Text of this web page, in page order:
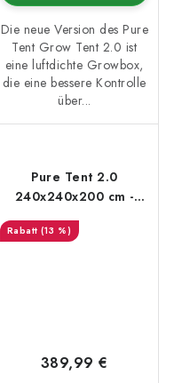
Die neue Version des Pure
Tent Grow Tent 2.0 ist
eine luftdichte Growbox,
die eine bessere Kontrolle
über...
Pure Tent 2.0
240x240x200 cm -
growzelt
(13 %)
389,99 €